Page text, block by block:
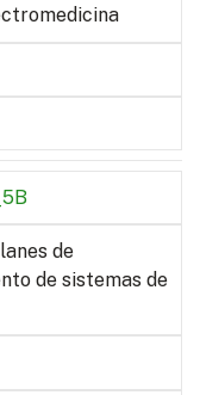
de
de sistemas de